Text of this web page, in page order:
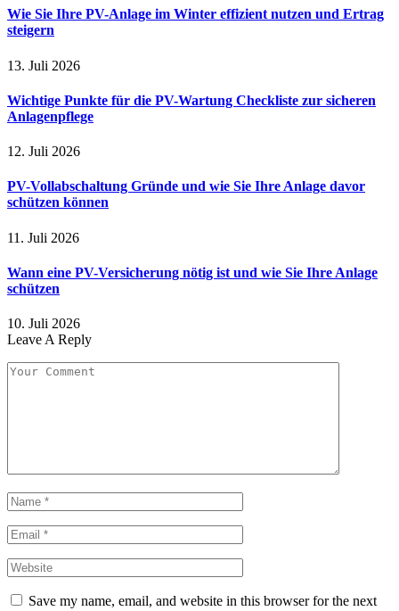
Wie Sie Ihre PV-Anlage im Winter effizient nutzen und Ertrag
steigern
13. Juli 2026
Wichtige Punkte für die PV-Wartung Checkliste zur sicheren
Anlagenpflege
12. Juli 2026
PV-Vollabschaltung Gründe und wie Sie Ihre Anlage davor
schützen können
11. Juli 2026
Wann eine PV-Versicherung nötig ist und wie Sie Ihre Anlage
schützen
10. Juli 2026
Leave A Reply
Save my name, email, and website in this browser for the next